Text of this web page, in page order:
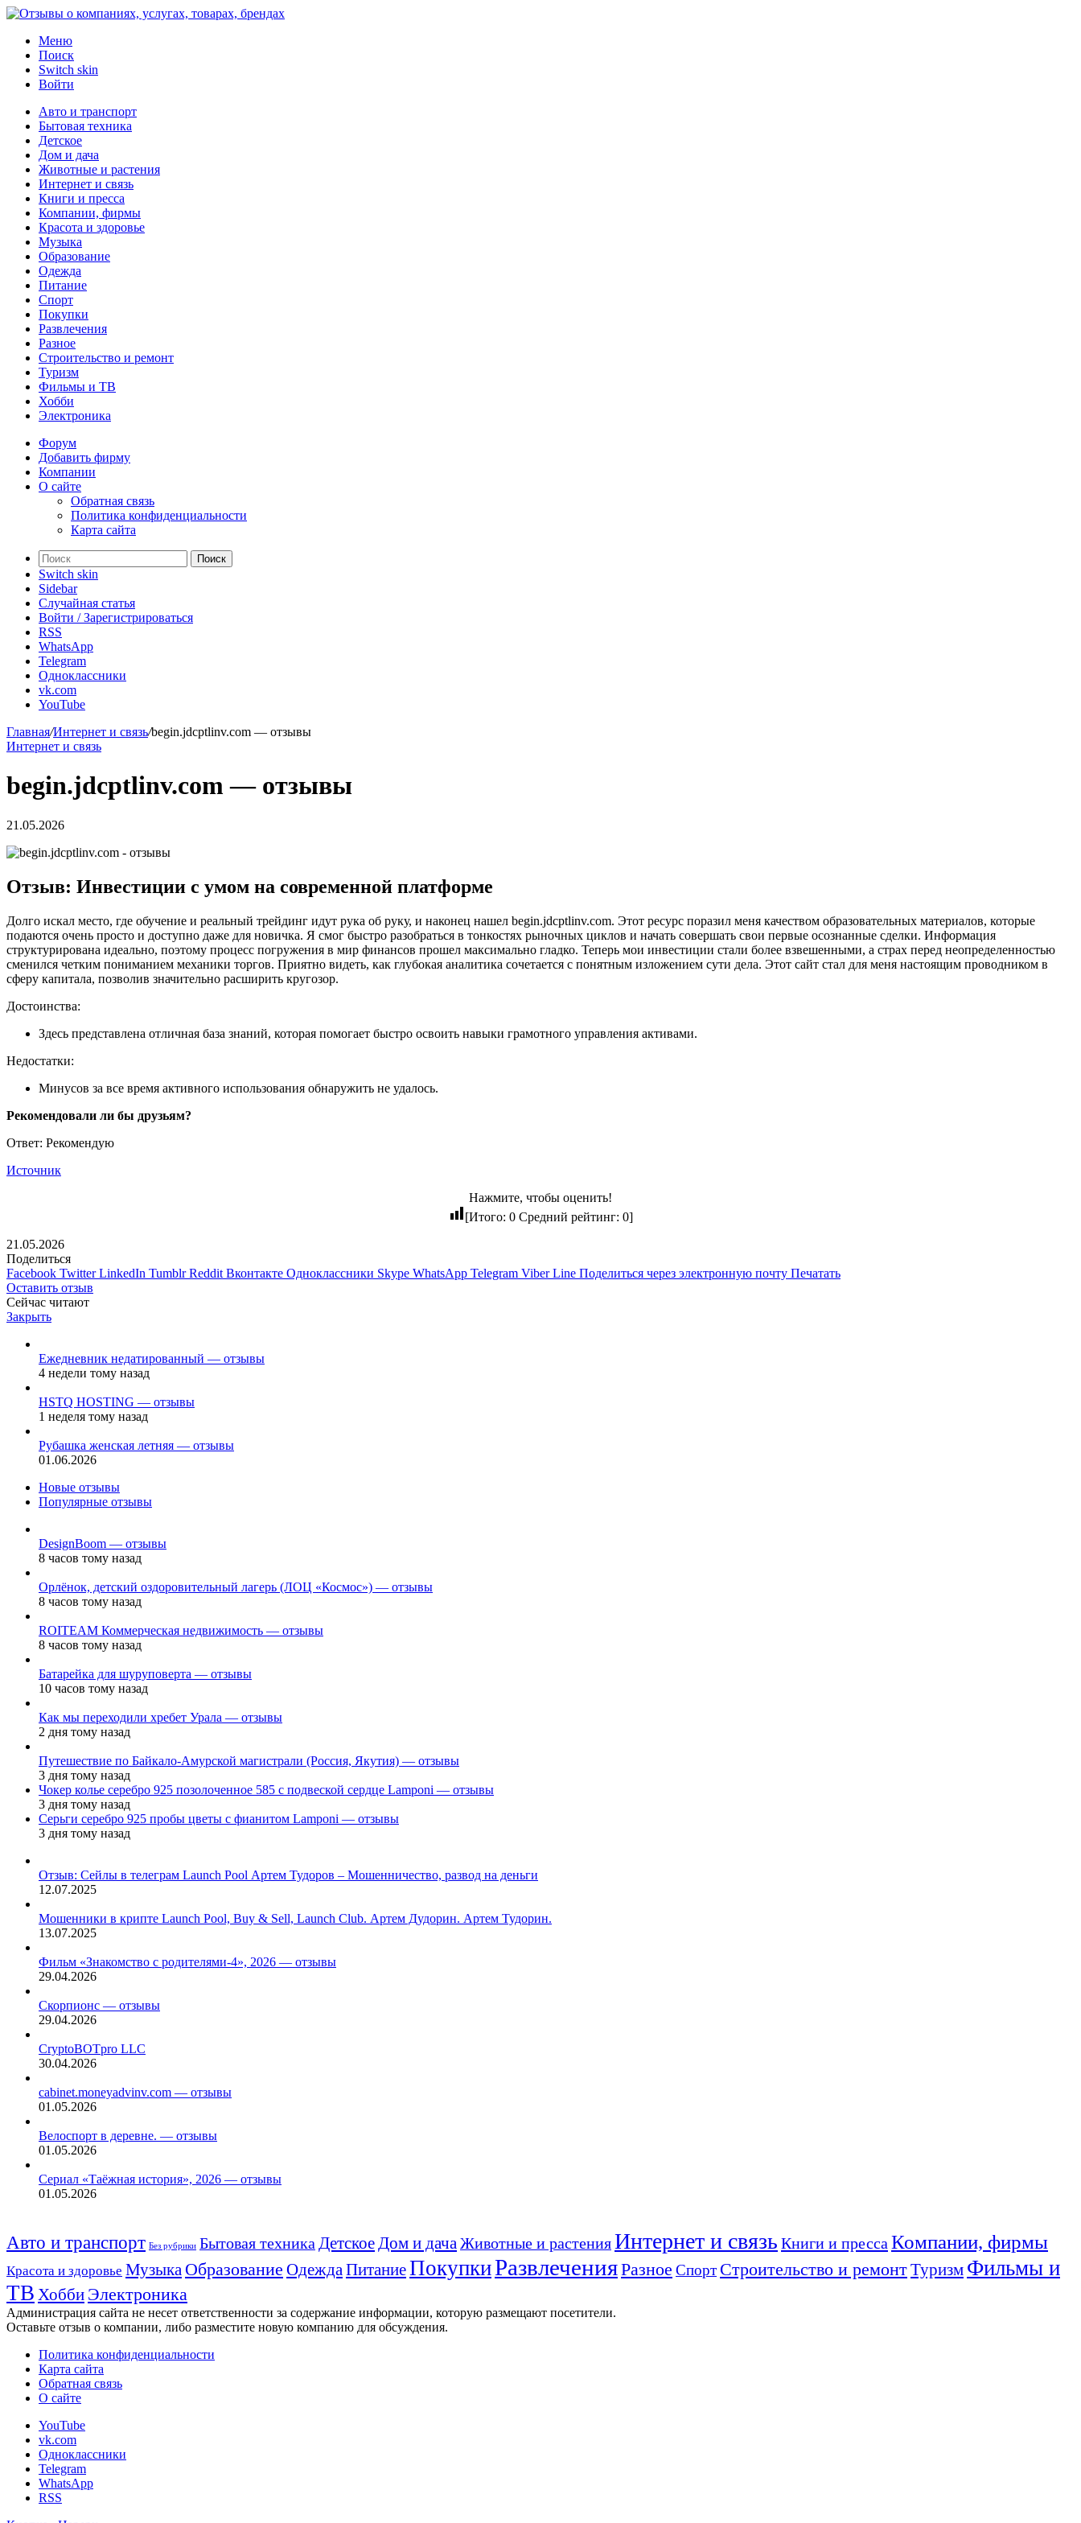
Меню
Поиск
Switch skin
Войти
Авто и транспорт
Бытовая техника
Детское
Дом и дача
Животные и растения
Интернет и связь
Книги и пресса
Компании, фирмы
Красота и здоровье
Музыка
Образование
Одежда
Питание
Спорт
Покупки
Развлечения
Разное
Строительство и ремонт
Туризм
Фильмы и ТВ
Хобби
Электроника
Форум
Добавить фирму
Компании
О сайте
Обратная связь
Политика конфиденциальности
Карта сайта
Поиск
Switch skin
Sidebar
Случайная статья
Войти / Зарегистрироваться
RSS
WhatsApp
Telegram
Одноклассники
vk.com
YouTube
Главная/Интернет и связь/begin.jdcptlinv.com — отзывы
Интернет и связь
begin.jdcptlinv.com — отзывы
21.05.2026
Отзыв: Инвестиции с умом на современной платформе
Долго искал место, где обучение и реальный трейдинг идут рука об руку, и наконец нашел begin.jdcptlinv.com. Этот ресурс поразил меня качеством образовательных материалов, которые
подаются очень просто и доступно даже для новичка. Я смог быстро разобраться в тонкостях рыночных циклов и начать совершать свои первые осознанные сделки. Информация
структурирована идеально, поэтому процесс погружения в мир финансов прошел максимально гладко. Теперь мои инвестиции стали более взвешенными, а страх перед неопределенностью
сменился четким пониманием механики торгов. Приятно видеть, как глубокая аналитика сочетается с понятным изложением сути дела. Этот сайт стал для меня настоящим проводником в
сферу капитала, позволив значительно расширить кругозор.
Достоинства:
Здесь представлена отличная база знаний, которая помогает быстро освоить навыки грамотного управления активами.
Недостатки:
Минусов за все время активного использования обнаружить не удалось.
Рекомендовали ли бы друзьям?
Ответ: Рекомендую
Источник
Нажмите, чтобы оценить!
[Итого: 0Средний рейтинг: 0]
21.05.2026
Поделиться
Facebook Twitter LinkedIn Tumblr Reddit Вконтакте Одноклассники Skype WhatsApp Telegram Viber Line Поделиться через электронную почту Печатать
Оставить отзыв
Сейчас читают
Закрыть
Ежедневник недатированный — отзывы
4 недели тому назад
HSTQ HOSTING — отзывы
1 неделя тому назад
Рубашка женская летняя — отзывы
01.06.2026
Новые отзывы
Популярные отзывы
DesignBoom — отзывы
8 часов тому назад
Орлёнок, детский оздоровительный лагерь (ЛОЦ «Космос») — отзывы
8 часов тому назад
ROITEAM Коммерческая недвижимость — отзывы
8 часов тому назад
Батарейка для шуруповерта — отзывы
10 часов тому назад
Как мы переходили хребет Урала — отзывы
2 дня тому назад
Путешествие по Байкало-Амурской магистрали (Россия, Якутия) — отзывы
3 дня тому назад
Чокер колье серебро 925 позолоченное 585 с подвеской сердце Lamponi — отзывы
3 дня тому назад
Серьги серебро 925 пробы цветы с фианитом Lamponi — отзывы
3 дня тому назад
Отзыв: Сейлы в телеграм Launch Pool Артем Тудоров – Мошенничество, развод на деньги
12.07.2025
Мошенники в крипте Launch Pool, Buy & Sell, Launch Club. Артем Дудорин. Артем Тудорин.
13.07.2025
Фильм «Знакомство с родителями-4», 2026 — отзывы
29.04.2026
Скорпионс — отзывы
29.04.2026
CryptoBOTpro LLC
30.04.2026
cabinet.moneyadvinv.com — отзывы
01.05.2026
Велоспорт в деревне. — отзывы
01.05.2026
Сериал «Таёжная история», 2026 — отзывы
01.05.2026
Авто и транспорт Без рубрики Бытовая техника Детское Дом и дача Животные и растенияИнтернет и связь Книги и пресса Компании, фирмы
Красота и здоровье Музыка Образование Одежда ПитаниеПокупкиРазвлеченияРазное Спорт Строительство и ремонтТуризм Фильмы и
ТВ Хобби Электроника
Администрация сайта не несет ответственности за содержание информации, которую размещают посетители.
Оставьте отзыв о компании, либо разместите новую компанию для обсуждения.
Политика конфиденциальности
Карта сайта
Обратная связь
О сайте
YouTube
vk.com
Одноклассники
Telegram
WhatsApp
RSS